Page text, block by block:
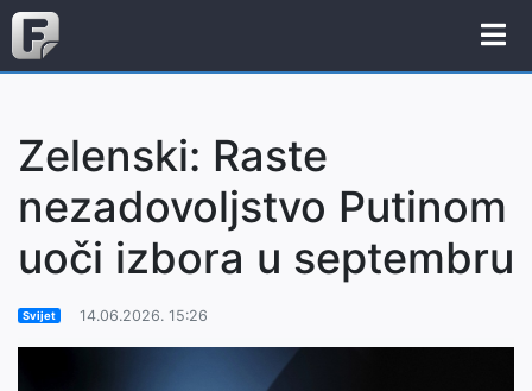
Zelenski: Raste
nezadovoljstvo Putinom
uoči izbora u septembru
Svijet 14.06.2026. 15:26